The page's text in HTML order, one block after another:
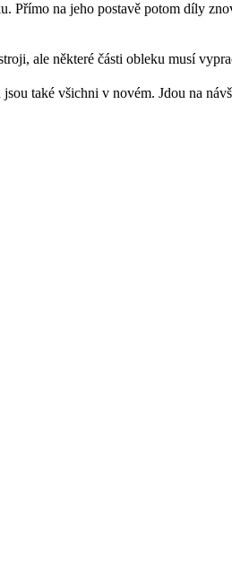
Přímo na jeho postavě potom díly
ale některé části obleku musí
také všichni v novém. Jdou na